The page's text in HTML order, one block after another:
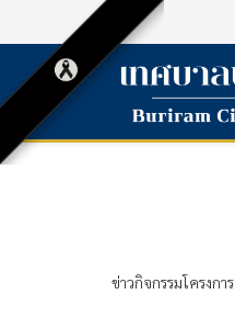
ข่าวกิจกรรมโครงการ